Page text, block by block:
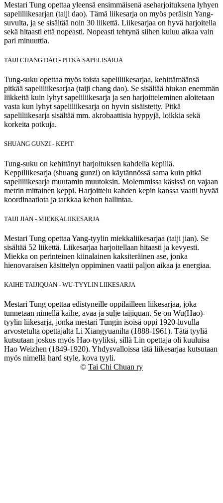
Mestari Tung opettaa yleensä ensimmäisenä aseharjoituksena lyhyen
sapeliliikesarjan (taiji dao). Tämä liikesarja on myös peräisin Yang-
suvulta, ja se sisältää noin 30 liikettä. Liikesarjaa on hyvä harjoitella
sekä hitaasti että nopeasti. Nopeasti tehtynä siihen kuluu aikaa vain
pari minuuttia.
TAIJI CHANG DAO - PITKÄ SAPELISARJA
Tung-suku opettaa myös toista sapeliliikesarjaa, kehittämäänsä
pitkää sapeliliikesarjaa (taiji chang dao). Se sisältää hiukan enemmän
liikkeitä kuin lyhyt sapeliliikesarja ja sen harjoitteleminen aloitetaan
vasta kun lyhyt sapeliliikesarja on hyvin sisäistetty. Pitkä
sapeliliikesarja sisältää mm. akrobaattisia hyppyjä, loikkia sekä
korkeita potkuja.
SHUANG GUNZI - KEPIT
Tung-suku on kehittänyt harjoituksen kahdella kepillä.
Keppiliikesarja (shuang gunzi) on käytännössä sama kuin pitkä
sapeliliikesarja muutamin muutoksin. Molemmissa käsissä on vajaan
metrin mittainen keppi. Harjoittelu kahden kepin kanssa vaatii hyvää
koordinaatiota ja tarkkaa kehon hallintaa.
TAIJI JIAN - MIEKKALIIKESARJA
Mestari Tung opettaa Yang-tyylin miekkaliikesarjaa (taiji jian). Se
sisältää 52 liikettä. Liikesarjaa harjoitellaan hitaasti ja kevyesti.
Miekka on perinteinen kiinalainen kaksiteräinen ase, jonka
hienovaraisen käsittelyn oppiminen vaatii paljon aikaa ja energiaa.
KAIHE TAIJIQUAN - WU-TYYLIN LIIKESARJA
Mestari Tung opettaa edistyneille oppilailleen liikesarjaa, joka
tunnetaan nimellä kaihe, avaa ja sulje taijiquan. Se on Wu(Hao)-
tyylin liikesarja, jonka mestari Tungin isoisä oppi 1920-luvulla
arvostetulta opettajalta Li Xiangyuanilta (1888-1961). Tätä tyyliä
kutsutaan joskus myös Hao-tyyliksi, sillä Lin opettaja oli kuuluisa
Hao Weizhen (1849-1920). Yhdysvalloissa tätä liikesarjaa kutsutaan
myös nimellä hard style, kova tyyli.
© Tai Chi Chuan ry